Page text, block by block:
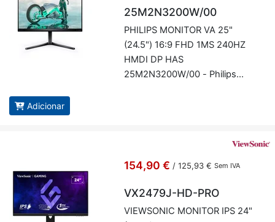
25M2N3200W/00
PHI­LIPS MO­NITOR VA 25"
(24.5") 16:9 FHD 1MS 240HZ
HMDI DP HAS
25M2N3200W/00 - Phi­lips
Adicionar
154,90 € / 125,93 € Sem IVA
VX2479J-HD-PRO
VI­EW­SONIC MO­NITOR IPS 24"